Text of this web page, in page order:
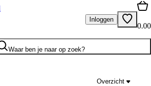
Inloggen
0.00
Waar ben je naar op zoek?
Overzicht